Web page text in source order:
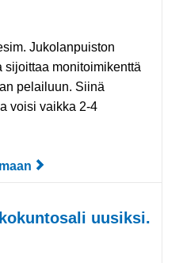
Jukolanpuiston
monitoimikenttä
pelailuun. Siinä
voisi vaikka 2-4
uusiksi.